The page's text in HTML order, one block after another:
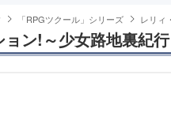
「RPGツクール」シリーズ レリィ
ョン!～少女路地裏紀